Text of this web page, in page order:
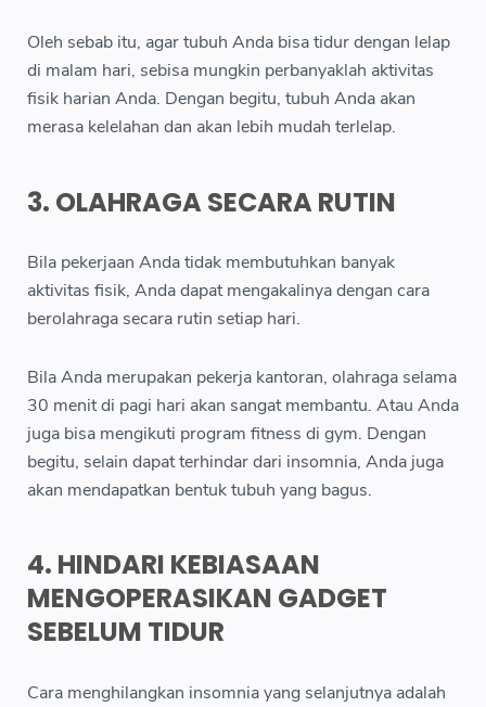
Oleh sebab itu, agar tubuh Anda bisa tidur dengan lelap
di malam hari, sebisa mungkin perbanyaklah aktivitas
fisik harian Anda. Dengan begitu, tubuh Anda akan
merasa kelelahan dan akan lebih mudah terlelap.
3. OLAHRAGA SECARA RUTIN
Bila pekerjaan Anda tidak membutuhkan banyak
aktivitas fisik, Anda dapat mengakalinya dengan cara
berolahraga secara rutin setiap hari.
Bila Anda merupakan pekerja kantoran, olahraga selama
30 menit di pagi hari akan sangat membantu. Atau Anda
juga bisa mengikuti program fitness di gym. Dengan
begitu, selain dapat terhindar dari insomnia, Anda juga
akan mendapatkan bentuk tubuh yang bagus.
4. HINDARI KEBIASAAN
MENGOPERASIKAN GADGET
SEBELUM TIDUR
Cara menghilangkan insomnia yang selanjutnya adalah